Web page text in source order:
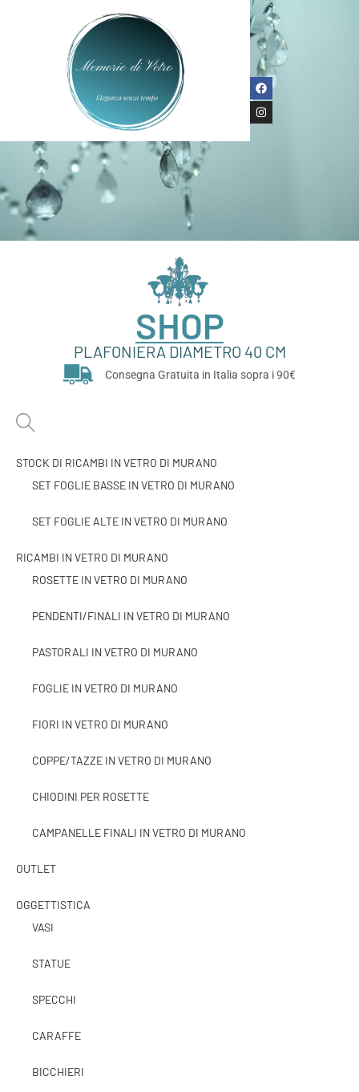
SHOP
PLAFONIERA DIAMETRO 40 CM
Consegna Gratuita in Italia sopra i 90€
STOCK DI RICAMBI IN VETRO DI MURANO
SET FOGLIE BASSE IN VETRO DI MURANO
SET FOGLIE ALTE IN VETRO DI MURANO
RICAMBI IN VETRO DI MURANO
ROSETTE IN VETRO DI MURANO
PENDENTI/FINALI IN VETRO DI MURANO
PASTORALI IN VETRO DI MURANO
FOGLIE IN VETRO DI MURANO
FIORI IN VETRO DI MURANO
COPPE/TAZZE IN VETRO DI MURANO
CHIODINI PER ROSETTE
CAMPANELLE FINALI IN VETRO DI MURANO
OUTLET
OGGETTISTICA
VASI
STATUE
SPECCHI
CARAFFE
BICCHIERI